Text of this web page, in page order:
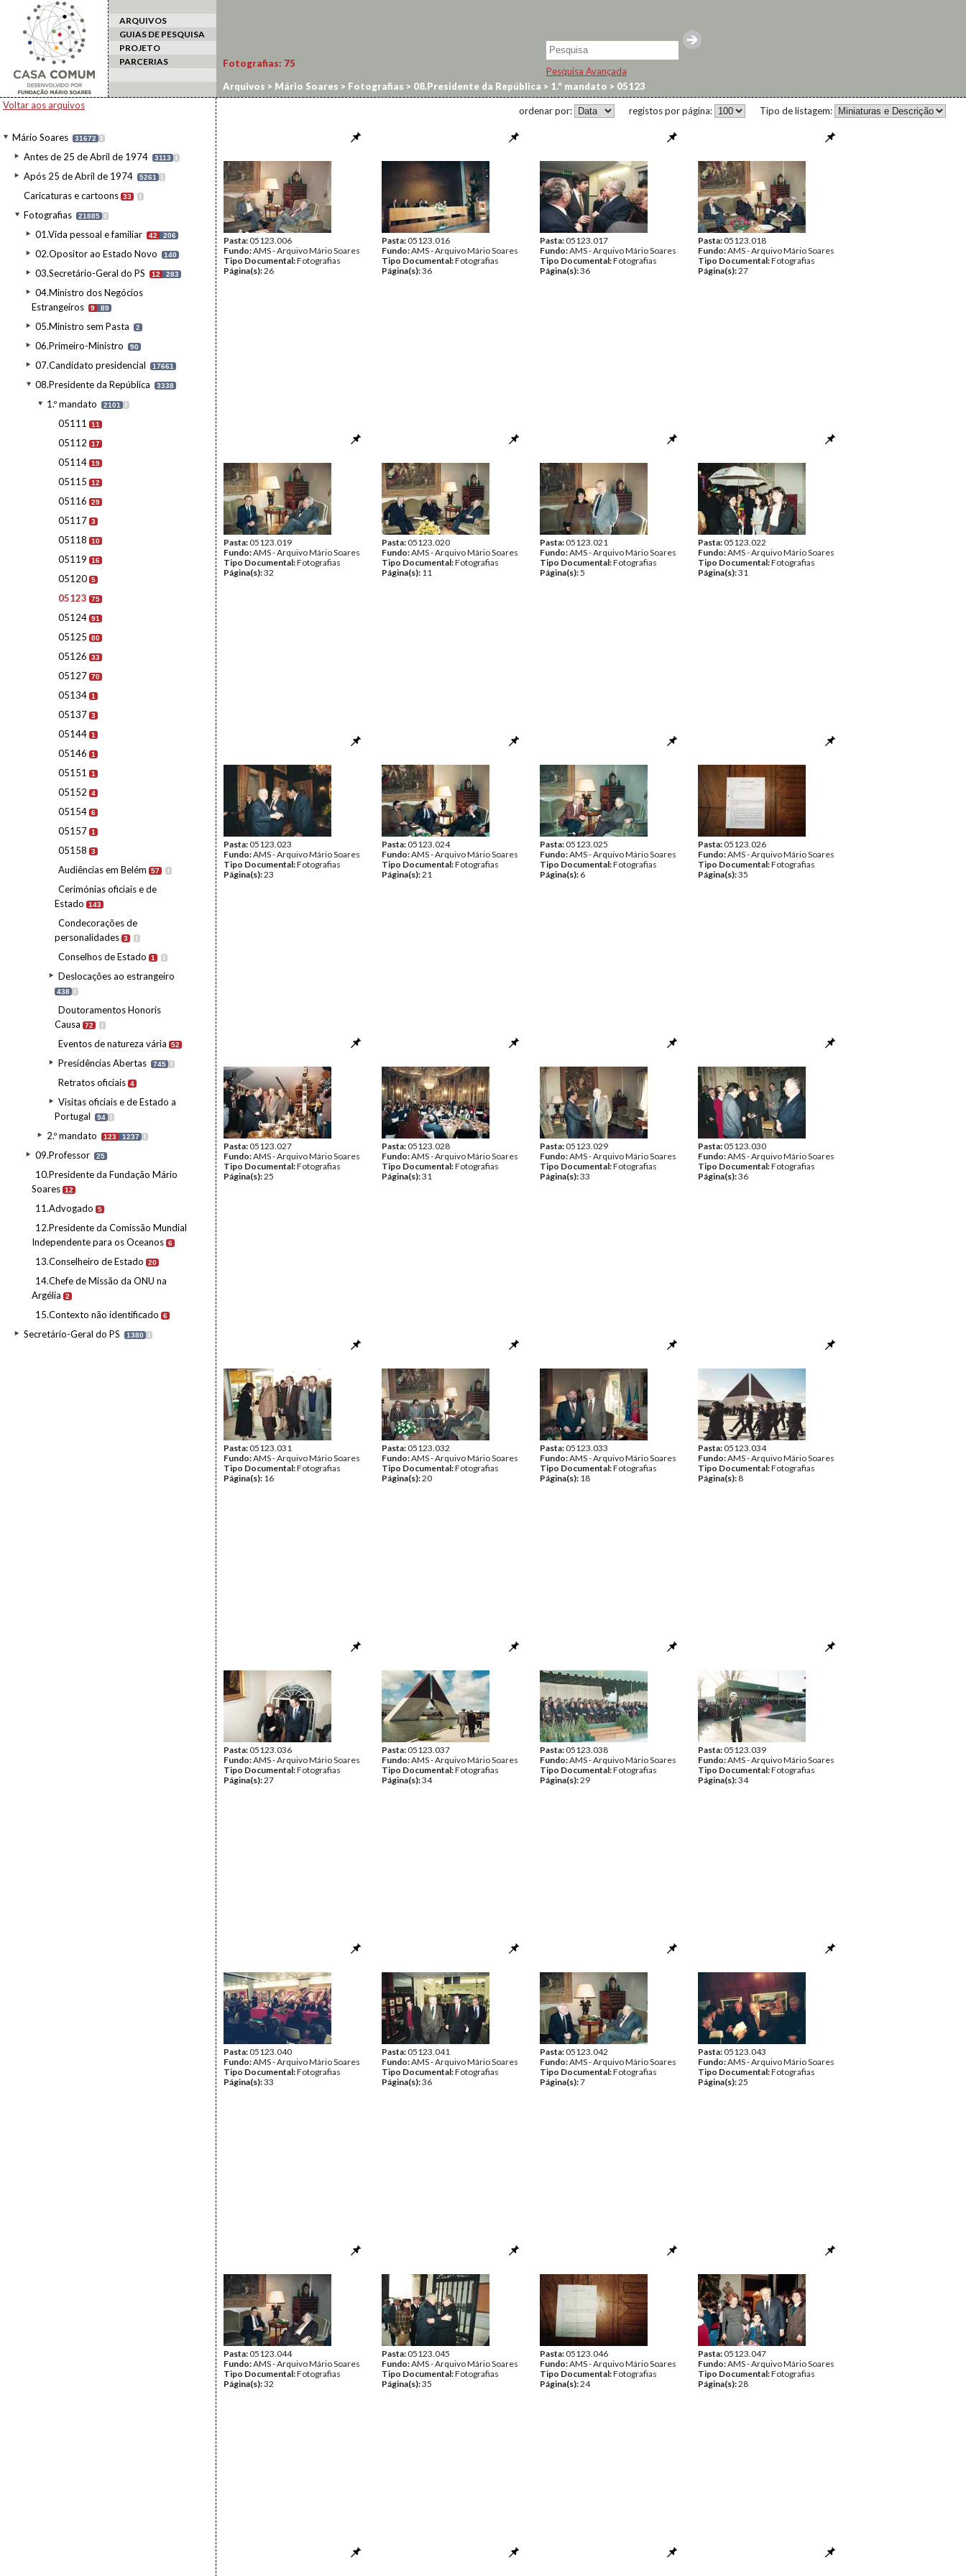
ARQUIVOS
GUIAS DE PESQUISA
PROJETO
PARCERIAS
Pesquisa Avançada
Voltar aos arquivos
Mário Soares 31672 I
Antes de 25 de Abril de 1974 3113 I
Após 25 de Abril de 1974 5261 I
Caricaturas e cartoons 33 I
Fotografias 21885 I
01.Vida pessoal e familiar 42 206
02.Opositor ao Estado Novo 140
03.Secretário-Geral do PS 12 283
04.Ministro dos Negócios
Estrangeiros
9 89
05.Ministro sem Pasta 2
06.Primeiro-Ministro 90
07.Candidato presidencial 17661
08.Presidente da República 3338
1.º mandato 2101 I
05111 11
05112 17
05114 19
05115 12
05116 29
05117 3
05118 10
05119 16
05120 5
05123 75
05124 91
05125 80
05126 33
05127 70
05134 1
05137 3
05144 1
05146 1
05151 1
05152 4
05154 6
05157 1
05158 3
Audiências em Belém 57 I
Cerimónias oficiais e de
Estado
143
Condecorações de
personalidades 3 I
Conselhos de Estado 1 I
Deslocações ao estrangeiro
438 I
Doutoramentos Honoris
Causa
72 I
Eventos de natureza vária 52
Presidências Abertas 745 I
Retratos oficiais 4
Visitas oficiais e de Estado a
Portugal
94 I
2.º mandato 123 1237 I
09.Professor 25
10.Presidente da Fundação Mário
Soares 12
11.Advogado 5
12.Presidente da Comissão Mundial
Independente para os Oceanos 6
13.Conselheiro de Estado 20
14.Chefe de Missão da ONU na
Argélia
2
15.Contexto não identificado 6
Secretário-Geral do PS 1380 I
Fotografias: 75
Arquivos > Mário Soares > Fotografias > 08.Presidente da República > 1.º mandato > 05123
Tipo de listagem:
registos por página:
ordenar por:
Pasta:05123.006
Fundo:AMS - Arquivo Mário Soares
Tipo Documental:Fotografias
Página(s):26
Pasta:05123.016
Fundo:AMS - Arquivo Mário Soares
Tipo Documental:Fotografias
Página(s):36
Pasta:05123.017
Fundo:AMS - Arquivo Mário Soares
Tipo Documental:Fotografias
Página(s):36
Pasta:05123.018
Fundo:AMS - Arquivo Mário Soares
Tipo Documental:Fotografias
Página(s):27
Pasta:05123.019
Fundo:AMS - Arquivo Mário Soares
Tipo Documental:Fotografias
Página(s):32
Pasta:05123.020
Fundo:AMS - Arquivo Mário Soares
Tipo Documental:Fotografias
Página(s): 11
Pasta:05123.021
Fundo:AMS - Arquivo Mário Soares
Tipo Documental:Fotografias
Página(s):5
Pasta:05123.022
Fundo:AMS - Arquivo Mário Soares
Tipo Documental:Fotografias
Página(s):31
Pasta:05123.023
Fundo:AMS - Arquivo Mário Soares
Tipo Documental:Fotografias
Página(s):23
Pasta:05123.024
Fundo:AMS - Arquivo Mário Soares
Tipo Documental:Fotografias
Página(s):21
Pasta:05123.025
Fundo:AMS - Arquivo Mário Soares
Tipo Documental:Fotografias
Página(s): 6
Pasta:05123.026
Fundo:AMS - Arquivo Mário Soares
Tipo Documental:Fotografias
Página(s):35
Pasta:05123.027
Fundo:AMS - Arquivo Mário Soares
Tipo Documental:Fotografias
Página(s):25
Pasta:05123.028
Fundo:AMS - Arquivo Mário Soares
Tipo Documental:Fotografias
Página(s):31
Pasta:05123.029
Fundo:AMS - Arquivo Mário Soares
Tipo Documental:Fotografias
Página(s):33
Pasta:05123.030
Fundo:AMS - Arquivo Mário Soares
Tipo Documental:Fotografias
Página(s):36
Pasta:05123.031
Fundo:AMS - Arquivo Mário Soares
Tipo Documental:Fotografias
Página(s): 16
Pasta:05123.032
Fundo:AMS - Arquivo Mário Soares
Tipo Documental:Fotografias
Página(s):20
Pasta:05123.033
Fundo:AMS - Arquivo Mário Soares
Tipo Documental:Fotografias
Página(s): 18
Pasta:05123.034
Fundo:AMS - Arquivo Mário Soares
Tipo Documental:Fotografias
Página(s): 8
Pasta:05123.036
Fundo:AMS - Arquivo Mário Soares
Tipo Documental:Fotografias
Página(s):27
Pasta:05123.037
Fundo:AMS - Arquivo Mário Soares
Tipo Documental:Fotografias
Página(s):34
Pasta:05123.038
Fundo:AMS - Arquivo Mário Soares
Tipo Documental:Fotografias
Página(s):29
Pasta:05123.039
Fundo:AMS - Arquivo Mário Soares
Tipo Documental:Fotografias
Página(s):34
Pasta:05123.040
Fundo:AMS - Arquivo Mário Soares
Tipo Documental:Fotografias
Página(s):33
Pasta:05123.041
Fundo:AMS - Arquivo Mário Soares
Tipo Documental:Fotografias
Página(s):36
Pasta:05123.042
Fundo:AMS - Arquivo Mário Soares
Tipo Documental:Fotografias
Página(s):7
Pasta:05123.043
Fundo:AMS - Arquivo Mário Soares
Tipo Documental:Fotografias
Página(s):25
Pasta:05123.044
Fundo:AMS - Arquivo Mário Soares
Tipo Documental:Fotografias
Página(s):32
Pasta:05123.045
Fundo:AMS - Arquivo Mário Soares
Tipo Documental:Fotografias
Página(s):35
Pasta:05123.046
Fundo:AMS - Arquivo Mário Soares
Tipo Documental:Fotografias
Página(s):24
Pasta:05123.047
Fundo:AMS - Arquivo Mário Soares
Tipo Documental:Fotografias
Página(s):28